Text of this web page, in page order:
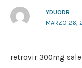
YDUODR
MARZO 26,
retrovir 300mg sale